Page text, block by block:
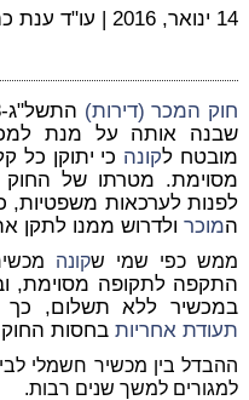
14 ינואר, 2016 | עו"ד ענת
חוק המכר (דירות) התשל"ג-1973 מקנה למי ש
שבנה אותה על מנת
מובטח לקונה כי יתוקן כל
מסוימת. מטרתו של
לפנות לערכאות
המוכרולדרוש ממנו לתקן
ממש כפי שמי שקונה
התקפה לתקופה מסוימת,
במכשיר ללא תשלום,
תעודת אחריותבחסות
ההבדל בין מכשיר חשמלי
למגורים למשך שנים רבות.